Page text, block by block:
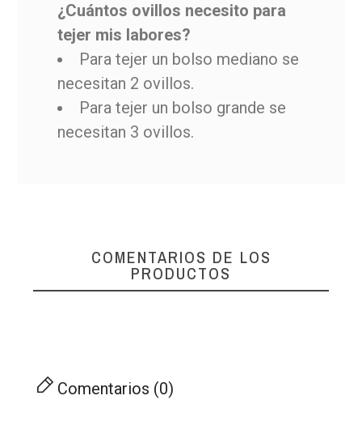
¿Cuántos ovillos necesito para
tejer mis labores?
Para tejer un bolso mediano se
necesitan 2 ovillos.
Para tejer un bolso grande se
necesitan 3 ovillos.
COMENTARIOS DE LOS
PRODUCTOS
Comentarios (0)